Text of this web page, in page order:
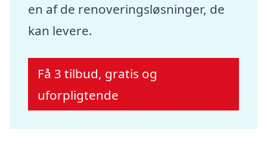
en af de renoveringsløsninger, de
kan levere.
Få 3 tilbud, gratis og
uforpligtende